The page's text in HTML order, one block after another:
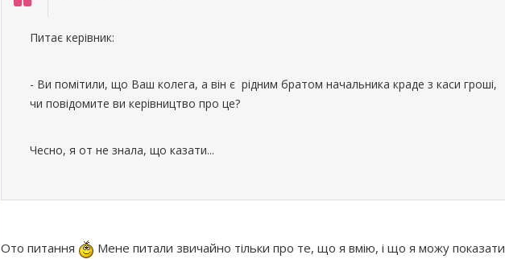
Питає керівник:
- Ви помітили, що Ваш колега, а він є рідним братом начальника краде з каси гроші,
чи повідомите ви керівництво про це?
Чесно, я от не знала, що казати...
Ото питання
Мене питали звичайно тільки про те, що я вмію, і що я можу